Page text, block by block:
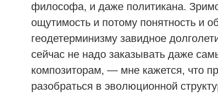
философа, и даже политикана.
ощутимость и потому понятность и
геодетерминизму завидное
сейчас не надо заказывать даже
композиторам, — мне кажется, что
разобраться в эволюционной